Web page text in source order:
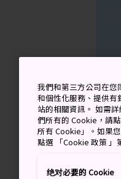
我們和第三方公司在
和個性化服務、提供
站的相關資訊。 如需
們所有的 Cookie，請
所有 Cookie」。如果
點選 「Cookie 政策 」
绝对必要的 Cookie